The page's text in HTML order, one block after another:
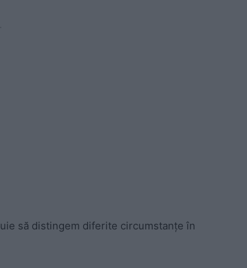
să distingem diferite circumstanțe în